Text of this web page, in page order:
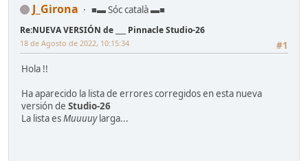
J_Girona ■▬ Sóc català ▬■
Re:NUEVA VERSIÓN de ___ Pinnacle Studio-26
#1
18 de Agosto de 2022, 10:15:34
Hola !!
Ha aparecido la lista de errores corregidos en esta nueva
versión de Studio-26
La lista esMuuuuylarga...